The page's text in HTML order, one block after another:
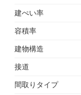
建ぺい率
容積率
建物構造
接道
間取りタイプ